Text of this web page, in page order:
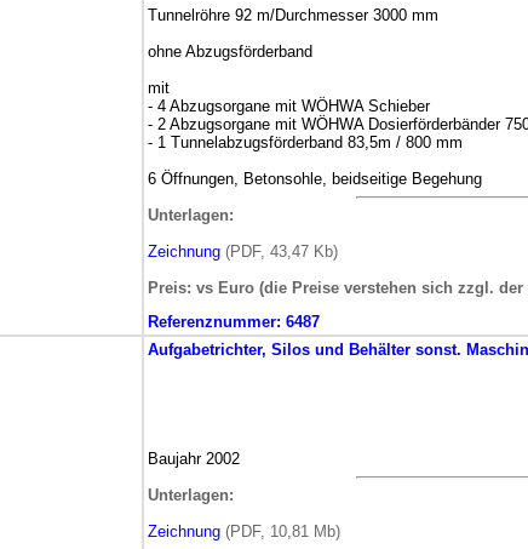
Tunnelröhre 92 m/Durchmesser 3000 mm
ohne Abzugsförderband
mit
- 4 Abzugsorgane mit WÖHWA Schieber
- 2 Abzugsorgane mit WÖHWA Dosierförderbänder
- 1 Tunnelabzugsförderband 83,5m / 800 mm
6 Öffnungen, Betonsohle, beidseitige Begehung
Unterlagen:
Zeichnung (PDF, 43,47 Kb)
Preis: vs Euro (die Preise verstehen sich zzgl.
Referenznummer: 6487
Aufgabetrichter, Silos und Behälter sonst.
Baujahr 2002
Unterlagen:
Zeichnung (PDF, 10,81 Mb)